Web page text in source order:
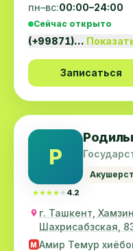
пн–вс:00:00–24:00
Сейчас открыто
(+99871)…
Записаться
Р
★★★★★
★★★★★ 4.2
г. Ташкент,
Шахрисабзская,
M Амир Темур